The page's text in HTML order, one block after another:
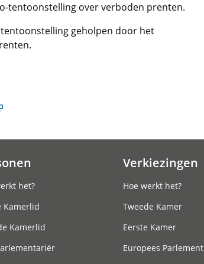
tentoonstelling over verboden prenten.
geholpen door het
het?
Kamerlid
Kamerlid
Verkiezingen
Hoe werkt het?
Tweede Kamer
Eerste Kamer
Europees Parlement